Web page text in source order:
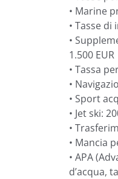
• Marine
• Tasse
•
1.500 EUR
• Tassa
•
• Sport
• Jet ski:
•
• Mancia
• APA
d’acqua,